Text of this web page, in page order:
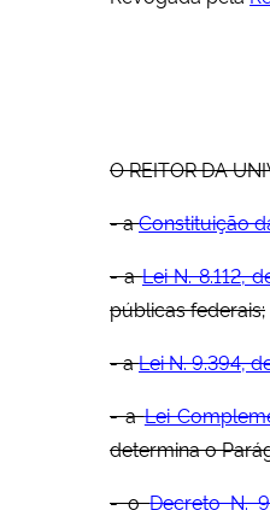
O REITOR DA
- aConstituição
- aLei N. 8.112,
públicas federais;
- aLei N. 9.394,
- aLei
determina o
- oDecreto N.